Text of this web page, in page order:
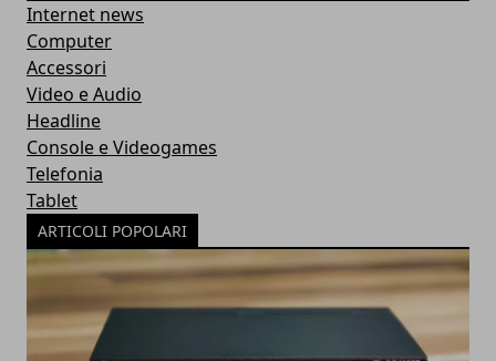
Internet news
Computer
Accessori
Video e Audio
Headline
Console e Videogames
Telefonia
Tablet
ARTICOLI POPOLARI